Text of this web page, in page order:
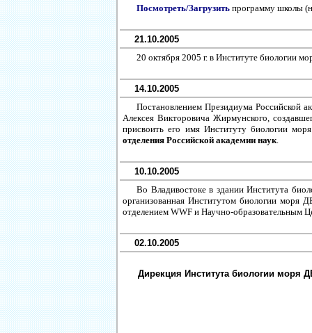
Посмотреть/Загрузить программу школы
21.10.2005
20 октября 2005 г. в Институте биологии
14.10.2005
Постановлением Президиума Российской
Алексея Викторовича Жирмунского,
присвоить его имя Институту биологии
отделения Российской академии наук.
10.10.2005
Во Владивостоке в здании Института
организованная Институтом биологии моря
отделением WWF и Научно-
02.10.2005
Дирекция Института биологии моря